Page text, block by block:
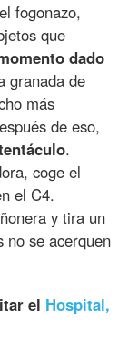
fogonazo,
que
dado
granada de
más
de eso,
.
coge el
el C4.
y tira un
no se acerquen
el Hospital,